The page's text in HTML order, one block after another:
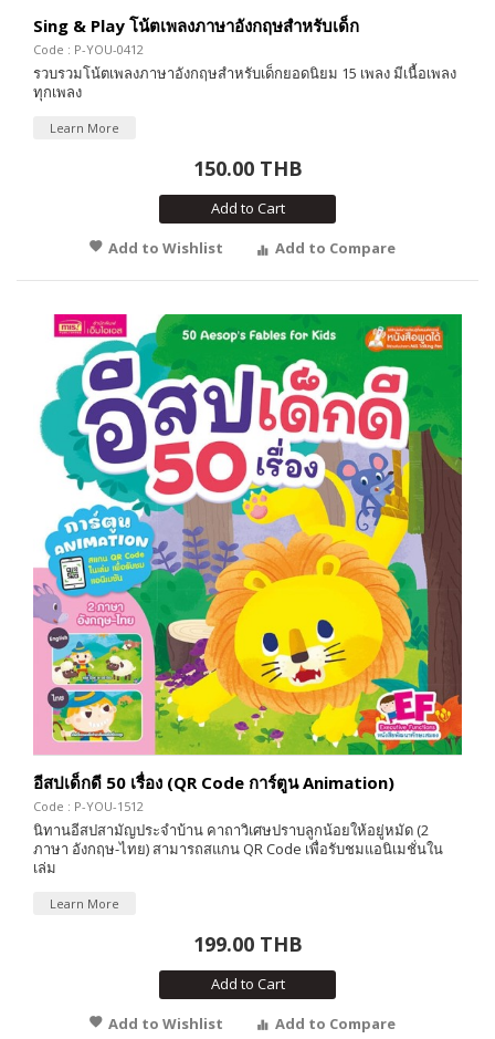
Sing & Play โน้ตเพลงภาษาอังกฤษสำหรับเด็ก
Code : P-YOU-0412
รวบรวมโน้ตเพลงภาษาอังกฤษสำหรับเด็กยอดนิยม 15 เพลง มีเนื้อเพลง
ทุกเพลง
Learn More
150.00 THB
Add to Cart
Add to Wishlist
Add to Compare
อีสปเด็กดี 50 เรื่อง (QR Code การ์ตูน Animation)
Code : P-YOU-1512
นิทานอีสปสามัญประจำบ้าน คาถาวิเศษปราบลูกน้อยให้อยู่หมัด (2
ภาษา อังกฤษ-ไทย) สามารถสแกน QR Code เพื่อรับชมแอนิเมชั่นใน
เล่ม
Learn More
199.00 THB
Add to Cart
Add to Wishlist
Add to Compare